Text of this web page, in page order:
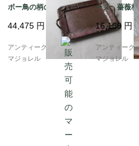
ボー鳥の柄のシルバー
プレーテッドトレイ 6
799
44,475 円
アンティークギャラリー
マジョレル
ーヌ 薔薇柄
フラワーベ
mm
16,139 円
アンティーク
マジョレル